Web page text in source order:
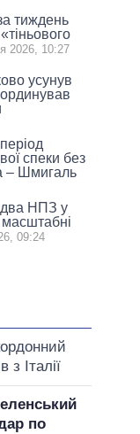
тиждень
2026, 10:27
усунув
спеки без
– Шмигаль
два НПЗ у
масштабні
09:24
з Італії
по